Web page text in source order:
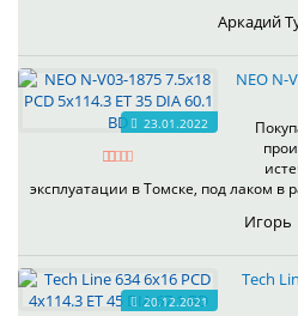
Аркадий
23.01.2022
NEO N-
эксплуатации в Томске, под лаком в
Игорь
20.12.2021
Tech